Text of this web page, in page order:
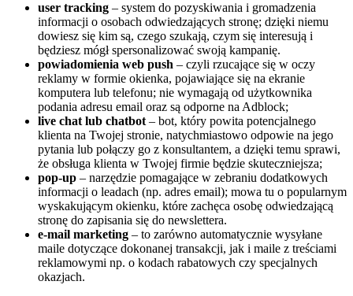
user tracking – system do pozyskiwania i gromadzenia
informacji o osobach odwiedzających stronę; dzięki niemu
dowiesz się kim są, czego szukają, czym się interesują i
będziesz mógł spersonalizować swoją kampanię.
powiadomienia web push – czyli rzucające się w oczy
reklamy w formie okienka, pojawiające się na ekranie
komputera lub telefonu; nie wymagają od użytkownika
podania adresu email oraz są odporne na Adblock;
live chat lub chatbot – bot, który powita potencjalnego
klienta na Twojej stronie, natychmiastowo odpowie na jego
pytania lub połączy go z konsultantem, a dzięki temu sprawi,
że obsługa klienta w Twojej firmie będzie skuteczniejsza;
pop-up – narzędzie pomagające w zebraniu dodatkowych
informacji o leadach (np. adres email); mowa tu o popularnym
wyskakującym okienku, które zachęca osobę odwiedzającą
stronę do zapisania się do newslettera.
e-mail marketing – to zarówno automatycznie wysyłane
maile dotyczące dokonanej transakcji, jak i maile z treściami
reklamowymi np. o kodach rabatowych czy specjalnych
okazjach.